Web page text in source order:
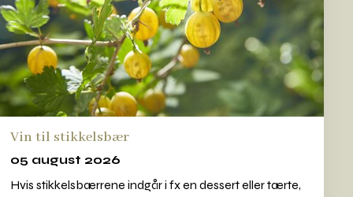
Vin til stikkelsbær
05 august 2026
Hvis stikkelsbærrene indgår i fx en dessert eller tærte,